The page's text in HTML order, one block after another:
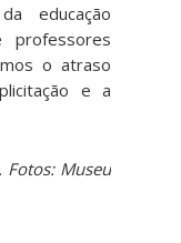
educação
professores
o atraso
e a
Fotos: Museu